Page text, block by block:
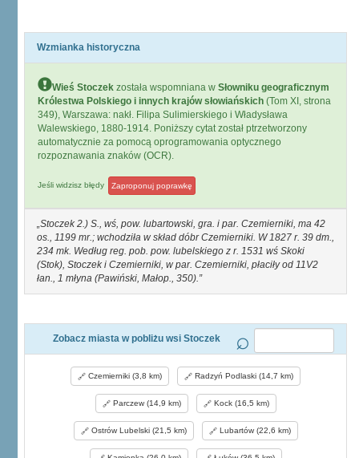
Wzmianka historyczna
Wieś Stoczek została wspomniana w Słowniku geograficznym
Królestwa Polskiego i innych krajów słowiańskich (Tom XI, strona
349), Warszawa: nakł. Filipa Sulimierskiego i Władysława
Walewskiego, 1880-1914. Poniższy cytat został ptrzetworzony
automatycznie za pomocą oprogramowania optycznego
rozpoznawania znaków (OCR).
Jeśli widzisz błędy Zaproponuj poprawkę
Stoczek 2.) S., wś, pow. lubartowski, gra. i par. Czemierniki, ma 42
os., 1199 mr.; wchodziła w skład dóbr Czemierniki. W 1827 r. 39 dm.,
234 mk. Według reg. pob. pow. lubelskiego z r. 1531 wś Skoki
(Stok), Stoczek i Czemierniki, w par. Czemierniki, płaciły od 11V2
łan., 1 młyna (Pawiński, Małop., 350).
Zobacz miasta w pobliżu wsi Stoczek
Czemierniki (3,8 km) Radzyń Podlaski (14,7 km)
Parczew (14,9 km) Kock (16,5 km)
Ostrów Lubelski (21,5 km) Lubartów (22,6 km)